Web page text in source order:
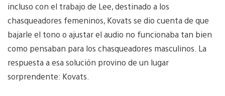
incluso con el trabajo de Lee, destinado a los
chasqueadores femeninos, Kovats se dio cuenta de que
bajarle el tono o ajustar el audio no funcionaba tan bien
como pensaban para los chasqueadores masculinos. La
respuesta a esa solución provino de un lugar
sorprendente: Kovats.